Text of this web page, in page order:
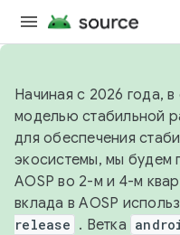
Начиная с 2026 года,
моделью стабильной
для обеспечения
экосистемы, мы будем
AOSP во 2-м и 4-м
вклада в AOSP
release . Ветка